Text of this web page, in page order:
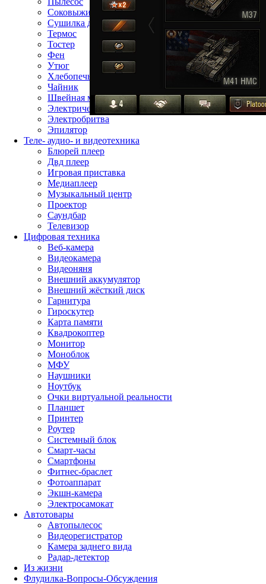
Соковыжималка
Сушилка для фруктов
Термос
Тостер
Фен
Утюг
Хлебопечь
Чайник
Швейная машина
Электрическая зубная щётка
Электробритва
Эпилятор
Теле- аудио- и видеотехника
Блюрей плеер
Двд плеер
Игровая приставка
Медиаплеер
Музыкальный центр
Проектор
Саундбар
Телевизор
Цифровая техника
Веб-камера
Видеокамера
Видеоняня
Внешний аккумулятор
Внешний жёсткий диск
Гарнитура
Гироскутер
Карта памяти
Квадрокоптер
Монитор
Моноблок
МФУ
Наушники
Ноутбук
Очки виртуальной реальности
Планшет
Принтер
Роутер
Системный блок
Смарт-часы
Смартфоны
Фитнес-браслет
Фотоаппарат
Экшн-камера
Электросамокат
Автотовары
Автопылесос
Видеорегистратор
Камера заднего вида
Радар-детектор
Из жизни
Флудилка-Вопросы-Обсуждения